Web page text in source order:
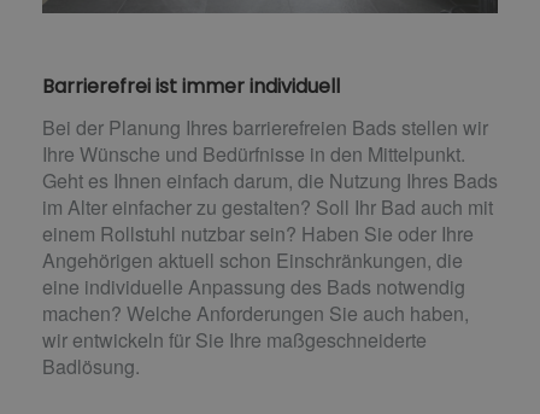
Barrierefrei ist immer individuell
Bei der Planung Ihres barrierefreien Bads stellen wir
Ihre Wünsche und Bedürfnisse in den Mittelpunkt.
Geht es Ihnen einfach darum, die Nutzung Ihres Bads
im Alter einfacher zu gestalten? Soll Ihr Bad auch mit
einem Rollstuhl nutzbar sein? Haben Sie oder Ihre
Angehörigen aktuell schon Einschränkungen, die
eine individuelle Anpassung des Bads notwendig
machen? Welche Anforderungen Sie auch haben,
wir entwickeln für Sie Ihre maßgeschneiderte
Badlösung.